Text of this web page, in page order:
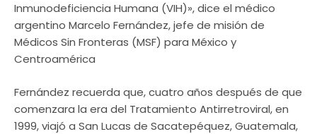
Inmunodeficiencia Humana (VIH)», dice el médico
argentino Marcelo Fernández, jefe de misión de
Médicos Sin Fronteras (MSF) para México y
Centroamérica
Fernández recuerda que, cuatro años después de que
comenzara la era del Tratamiento Antirretroviral, en
1999, viajó a San Lucas de Sacatepéquez, Guatemala,